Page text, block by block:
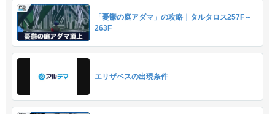
「憂鬱の庭アダマ」の攻略｜タルタロス257F～
263F
エリザベスの出現条件